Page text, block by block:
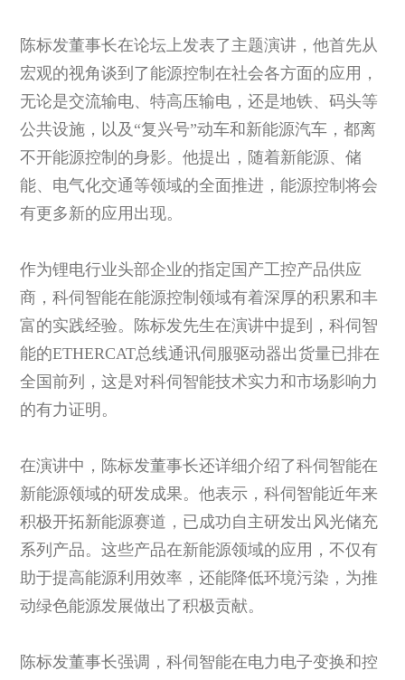
陈标发董事长在论坛上发表了主题演讲，他首先从
宏观的视角谈到了能源控制在社会各方面的应用，
无论是交流输电、特高压输电，还是地铁、码头等
公共设施，以及“复兴号”动车和新能源汽车，都离
不开能源控制的身影。他提出，随着新能源、储
能、电气化交通等领域的全面推进，能源控制将会
有更多新的应用出现。
作为锂电行业头部企业的指定国产工控产品供应
商，科伺智能在能源控制领域有着深厚的积累和丰
富的实践经验。陈标发先生在演讲中提到，科伺智
能的ETHERCAT总线通讯伺服驱动器出货量已排在
全国前列，这是对科伺智能技术实力和市场影响力
的有力证明。
在演讲中，陈标发董事长还详细介绍了科伺智能在
新能源领域的研发成果。他表示，科伺智能近年来
积极开拓新能源赛道，已成功自主研发出风光储充
系列产品。这些产品在新能源领域的应用，不仅有
助于提高能源利用效率，还能降低环境污染，为推
动绿色能源发展做出了积极贡献。
陈标发董事长强调，科伺智能在电力电子变换和控